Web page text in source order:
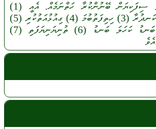
ސިފަކިޔަންބޭނުންކުރާހަތްނަމެއް.އެއީ (1)
(3) ހިތިފަތުބުމަ (4) ގިއުޅުއަތުކުރި (5)
ބަނޑުކަހަލަ ބަނޑު (6) ތުނިޔަނިޔަފަތި (7)